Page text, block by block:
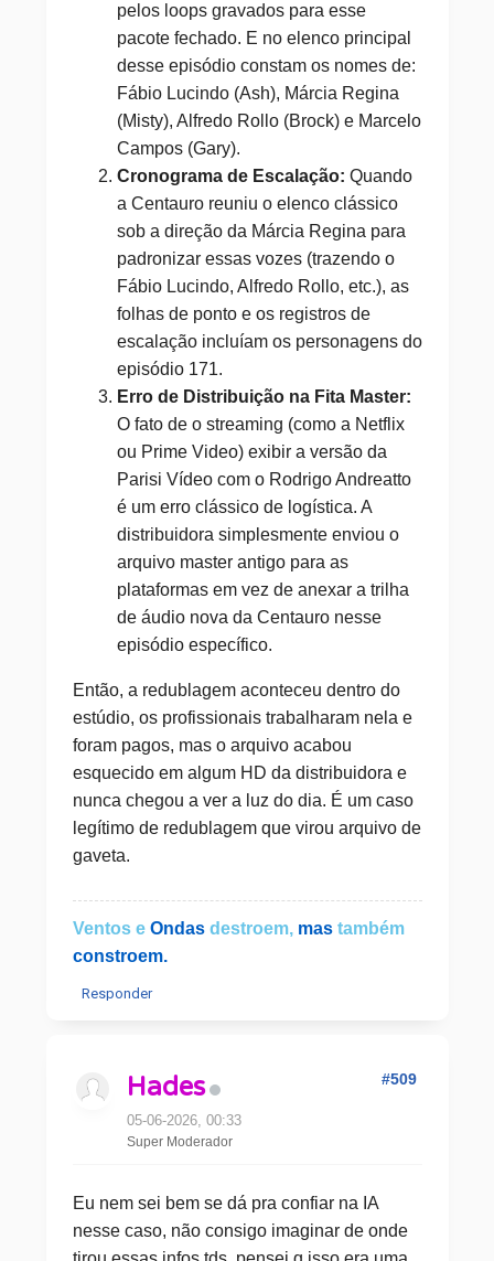
pelos loops gravados para esse
pacote fechado. E no elenco principal
desse episódio constam os nomes de:
Fábio Lucindo (Ash), Márcia Regina
(Misty), Alfredo Rollo (Brock) e Marcelo
Campos (Gary).
Cronograma de Escalação: Quando
a Centauro reuniu o elenco clássico
sob a direção da Márcia Regina para
padronizar essas vozes (trazendo o
Fábio Lucindo, Alfredo Rollo, etc.), as
folhas de ponto e os registros de
escalação incluíam os personagens do
episódio 171.
Erro de Distribuição na Fita Master:
O fato de o streaming (como a Netflix
ou Prime Video) exibir a versão da
Parisi Vídeo com o Rodrigo Andreatto
é um erro clássico de logística. A
distribuidora simplesmente enviou o
arquivo master antigo para as
plataformas em vez de anexar a trilha
de áudio nova da Centauro nesse
episódio específico.
Então, a redublagem aconteceu dentro do
estúdio, os profissionais trabalharam nela e
foram pagos, mas o arquivo acabou
esquecido em algum HD da distribuidora e
nunca chegou a ver a luz do dia. É um caso
legítimo de redublagem que virou arquivo de
gaveta.
Ventos e Ondasdestroem, mas também
constroem.
Responder
Hades
05-06-2026, 00:33
Super Moderador
#509
Eu nem sei bem se dá pra confiar na IA
nesse caso, não consigo imaginar de onde